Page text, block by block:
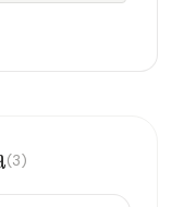
(3)